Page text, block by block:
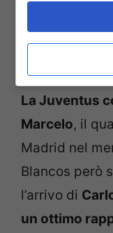
La Juventus
Marcelo, il
Madrid nel
Blancos però
l’arrivo di
un ottimo